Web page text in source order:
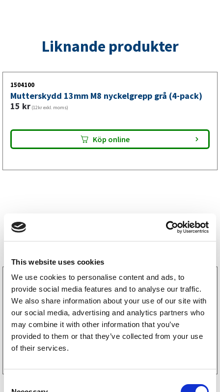
This website uses cookies
We use cookies to personalise content and ads, to
provide social media features and to analyse our traffic.
We also share information about your use of our site with
our social media, advertising and analytics partners who
may combine it with other information that you’ve
provided to them or that they’ve collected from your use
of their services.
Liknande produkter
1504100
Mutterskydd 13mm M8 nyckelgrepp grå (4-pack)
15 kr (12kr exkl. moms)
Köp online
Storsäljare
3160052
LGF Skylt Självhäftande
238kr(190kr exkl. moms)
Köp online